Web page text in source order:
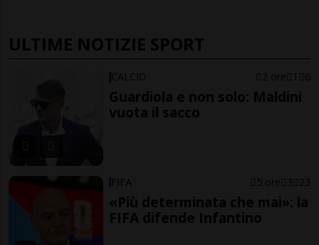
ULTIME NOTIZIE SPORT
CALCIO 2 ore 1 6
Guardiola e non solo: Maldini
vuota il sacco
FIFA 5 ore 3 23
«Più determinata che mai»: la
FIFA difende Infantino